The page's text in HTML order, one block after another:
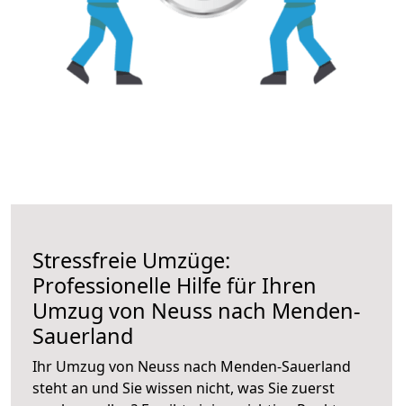
Stressfreie Umzüge:
Professionelle Hilfe für Ihren
Umzug von Neuss nach Menden-
Sauerland
Ihr Umzug von Neuss nach Menden-Sauerland
steht an und Sie wissen nicht, was Sie zuerst